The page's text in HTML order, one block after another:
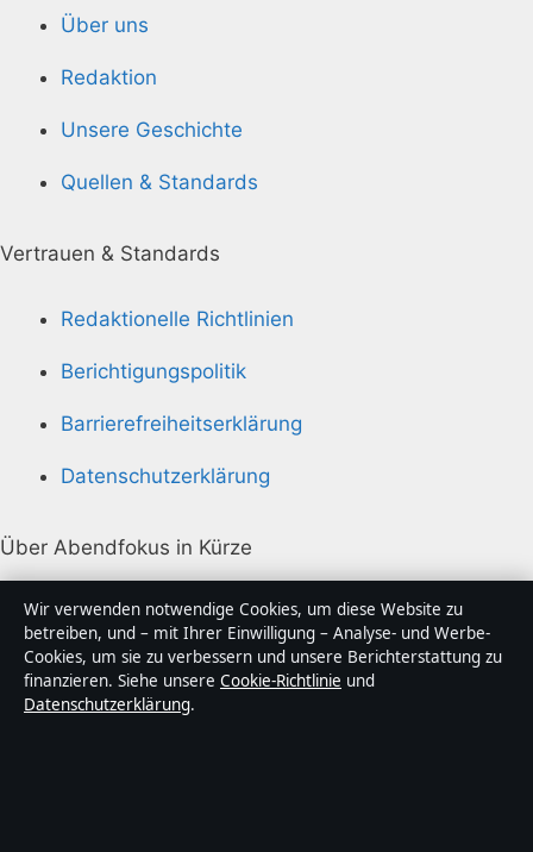
Über uns
Redaktion
Unsere Geschichte
Quellen & Standards
Vertrauen & Standards
Redaktionelle Richtlinien
Berichtigungspolitik
Barrierefreiheitserklärung
Datenschutzerklärung
Über Abendfokus in Kürze
Abendfokus ist ein unabhängiger digitaler
Nachrichtenanbieter mit Fokus auf Politik, Wirtschaft,
Technik und Gesellschaft in Deutschland. Jeder Artikel
trägt eine Byline, wird von einem Redakteur geprüft
und vor der Veröffentlichung faktengecheckt.
Wir verwenden notwendige Cookies, um diese Website zu
betreiben, und – mit Ihrer Einwilligung – Analyse- und Werbe-
Cookies, um sie zu verbessern und unsere Berichterstattung zu
finanzieren. Siehe unsere Cookie-Richtlinie und
Datenschutzerklärung.